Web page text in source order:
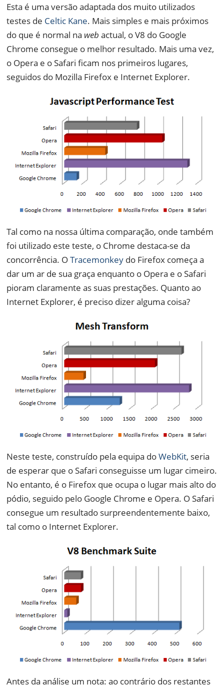
Esta é uma versão adaptada dos muito utilizados
testes de Celtic Kane. Mais simples e mais próximos
do que é normal na web actual, o V8 do Google
Chrome consegue o melhor resultado. Mais uma vez,
o Opera e o Safari ficam nos primeiros lugares,
seguidos do Mozilla Firefox e Internet Explorer.
Tal como na nossa última comparação, onde também
foi utilizado este teste, o Chrome destaca-se da
concorrência. OTracemonkey do Firefox começa a
dar um ar de sua graça enquanto o Opera e o Safari
pioram claramente as suas prestações. Quanto ao
Internet Explorer, é preciso dizer alguma coisa?
Neste teste, construído pela equipa doWebKit, seria
de esperar que o Safari conseguisse um lugar cimeiro.
No entanto, é o Firefox que ocupa o lugar mais alto do
pódio, seguido pelo Google Chrome e Opera. O Safari
consegue um resultado surpreendentemente baixo,
tal como o Internet Explorer.
Antes da análise um nota: ao contrário dos restantes